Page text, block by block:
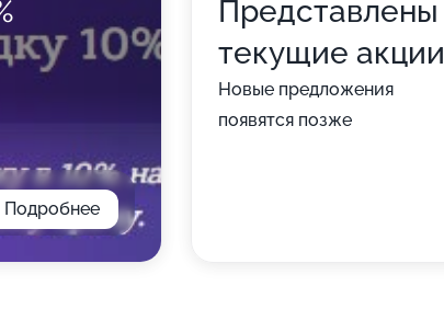
Подробнее
Представлены
текущие акции
Новые предложения
появятся позже